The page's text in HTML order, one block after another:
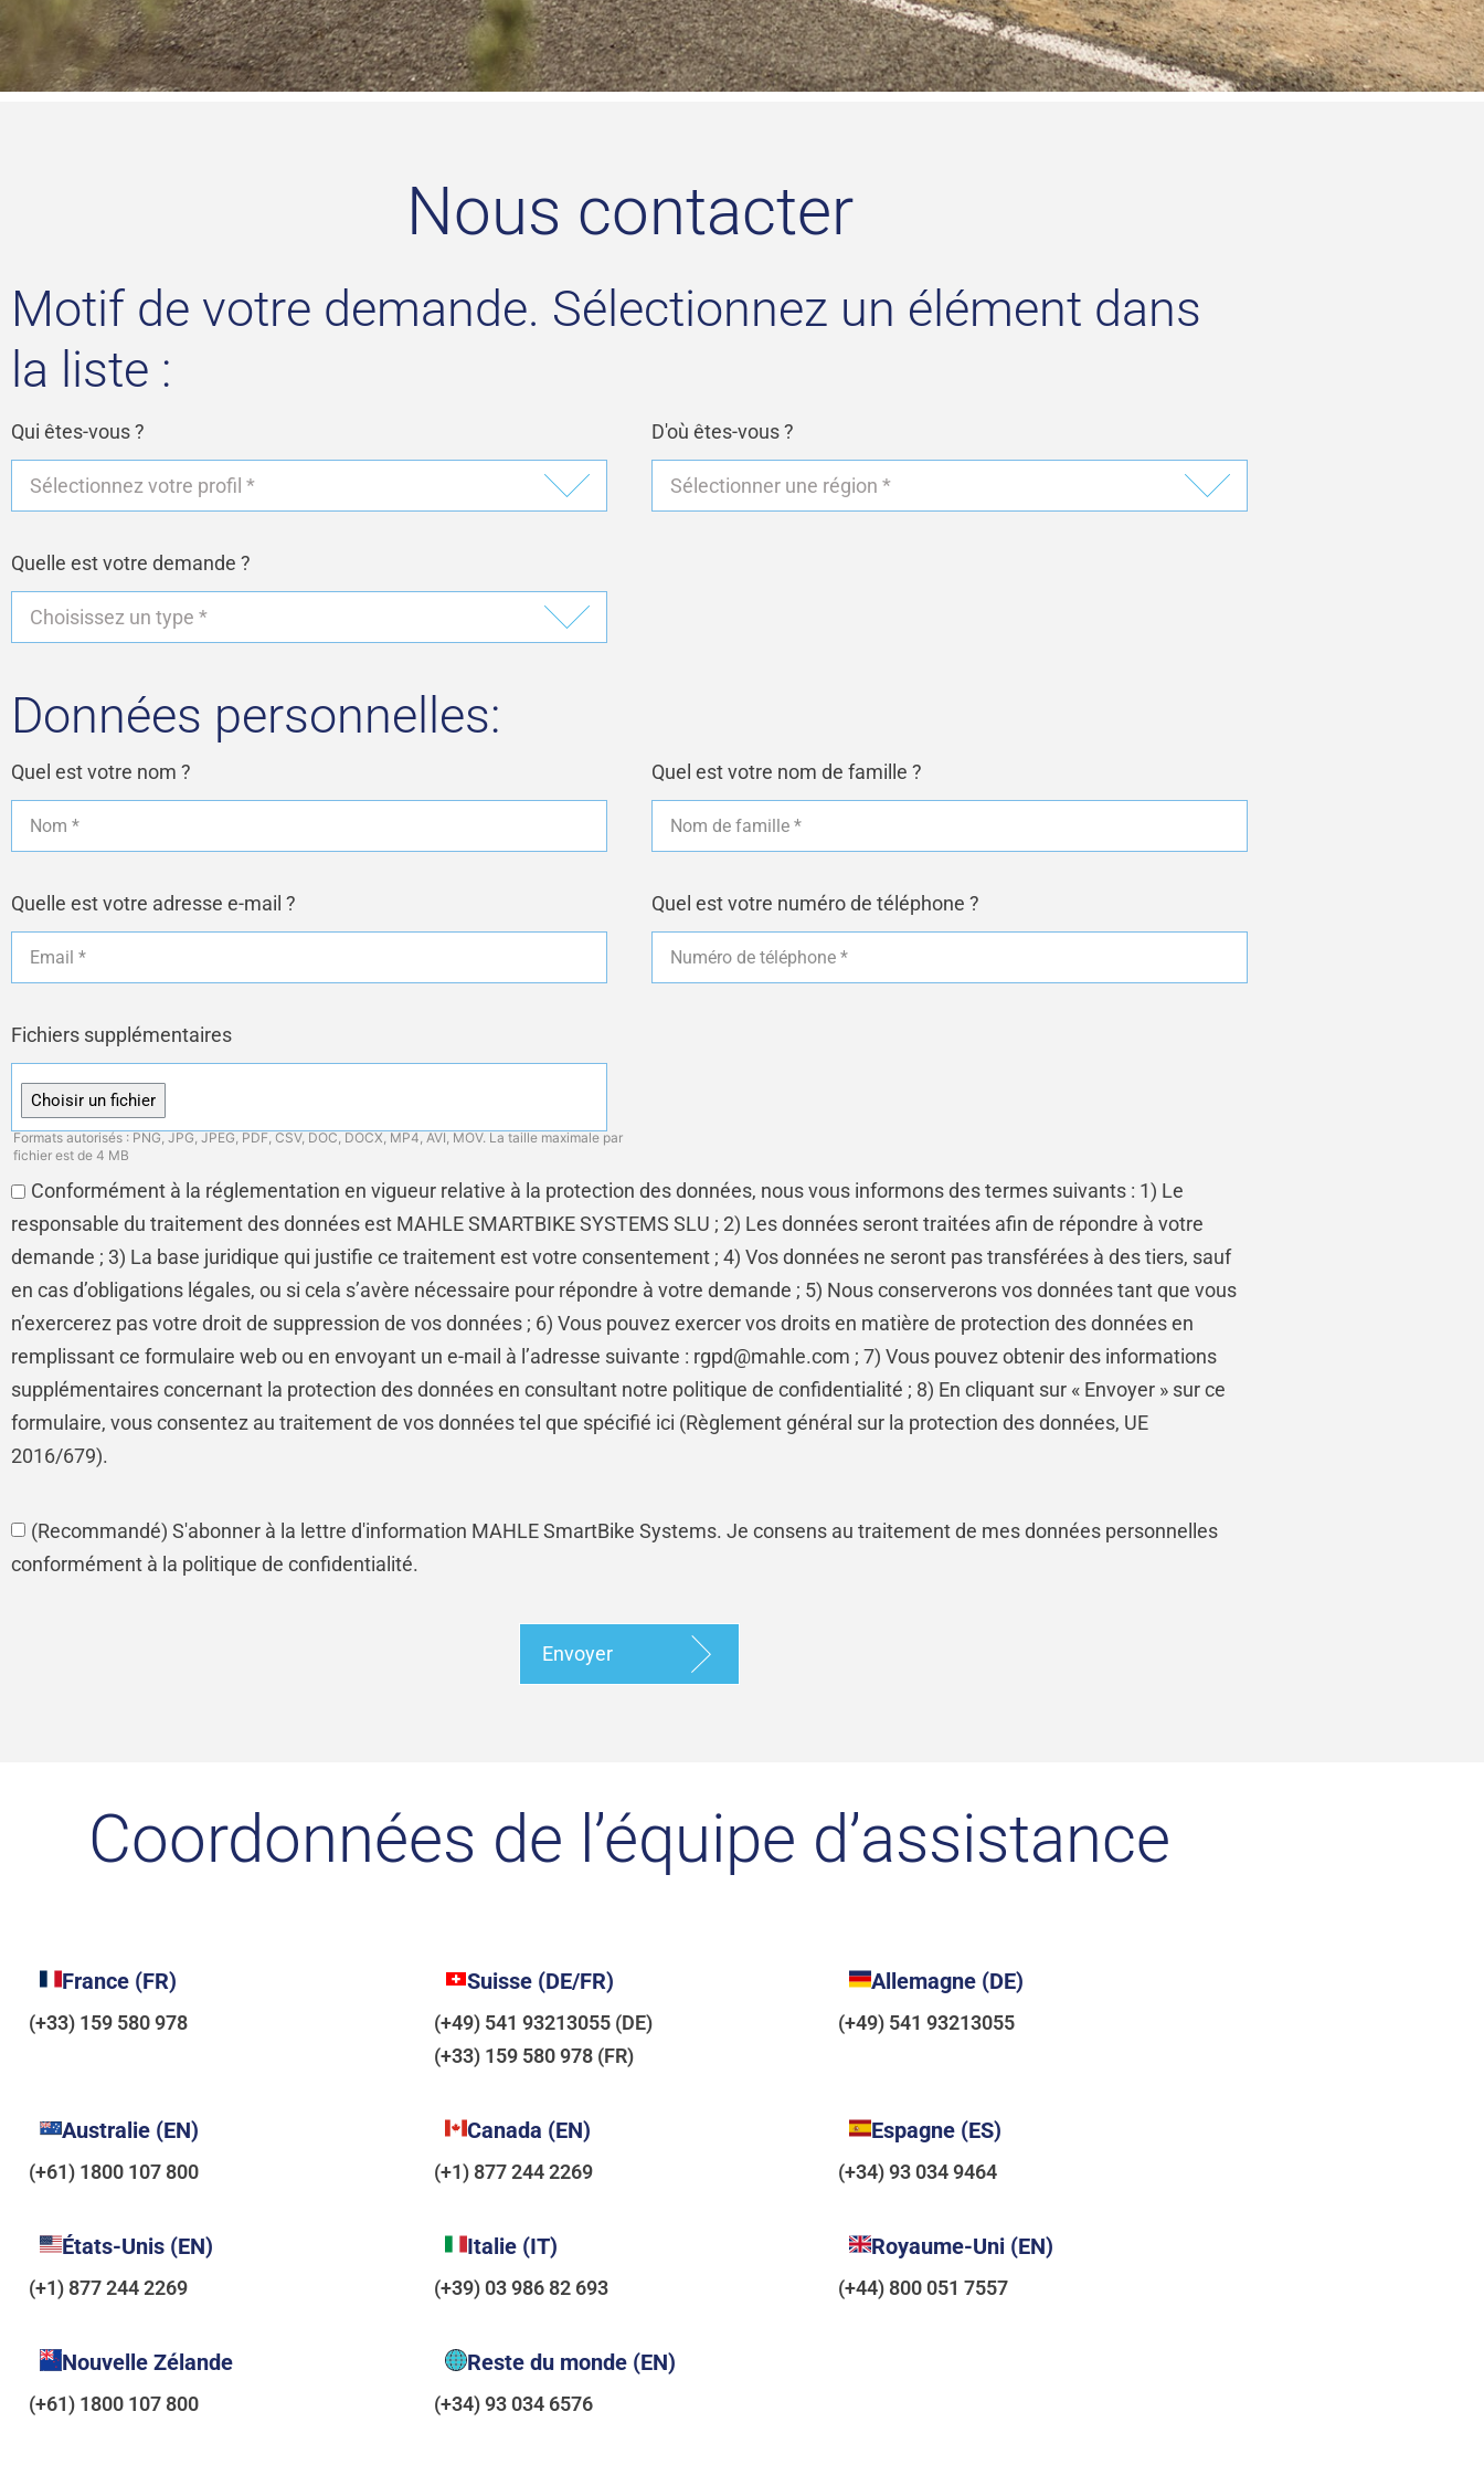
Nous contacter
Motif de votre demande. Sélectionnez un élément dans
la liste :
Qui êtes-vous ? D'où êtes-vous ?
Quelle est votre demande ?
Données personnelles:
Quel est votre nom ? Quel est votre nom de famille ?
Quelle est votre adresse e-mail ? Quel est votre numéro de téléphone ?
Fichiers supplémentaires
Formats autorisés : PNG, JPG, JPEG, PDF, CSV, DOC, DOCX, MP4, AVI, MOV. La taille maximale par
fichier est de 4 MB
Conformément à la réglementation en vigueur relative à la protection des données, nous vous informons des termes suivants : 1) Le
responsable du traitement des données est MAHLE SMARTBIKE SYSTEMS SLU ; 2) Les données seront traitées afin de répondre à votre
demande ; 3) La base juridique qui justifie ce traitement est votre consentement ; 4) Vos données ne seront pas transférées à des tiers, sauf
en cas d’obligations légales, ou si cela s’avère nécessaire pour répondre à votre demande ; 5) Nous conserverons vos données tant que vous
n’exercerez pas votre droit de suppression de vos données ; 6) Vous pouvez exercer vos droits en matière de protection des données en
remplissant ce formulaire web ou en envoyant un e-mail à l’adresse suivante : rgpd@mahle.com ; 7) Vous pouvez obtenir des informations
supplémentaires concernant la protection des données en consultant notre politique de confidentialité ; 8) En cliquant sur « Envoyer » sur ce
formulaire, vous consentez au traitement de vos données tel que spécifié ici (Règlement général sur la protection des données, UE
2016/679).
(Recommandé) S'abonner à la lettre d'information MAHLE SmartBike Systems. Je consens au traitement de mes données personnelles
conformément à la politique de confidentialité.
Envoyer
Coordonnées de l’équipe d’assistance
France (FR)
(+33) 159 580 978
Suisse (DE/FR)
(+49) 541 93213055 (DE)
(+33) 159 580 978 (FR)
Allemagne (DE)
(+49) 541 93213055
Australie (EN)
(+61) 1800 107 800
Canada (EN)
(+1) 877 244 2269
Espagne (ES)
(+34) 93 034 9464
États-Unis (EN)
(+1) 877 244 2269
Italie (IT)
(+39) 03 986 82 693
Royaume-Uni (EN)
(+44) 800 051 7557
Nouvelle Zélande
(+61) 1800 107 800
Reste du monde (EN)
(+34) 93 034 6576